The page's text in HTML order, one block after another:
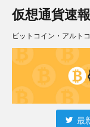
仮想通貨速
ビットコイン・アルト
最